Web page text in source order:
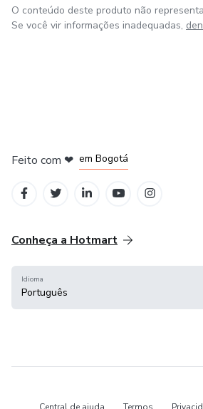
O conteúdo deste produto não
Se você vir informações inadequadas,
Feito com ❤ em Bogotá
Conheça a Hotmart
Idioma
Português
Central de ajuda Termos